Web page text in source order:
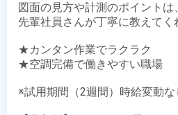
図面の見方や計測のポイントは、
先輩社員さんが丁寧に教えてく
★カンタン作業でラクラク
★空調完備で働きやすい職場
※試用期間（2週間）時給変動な